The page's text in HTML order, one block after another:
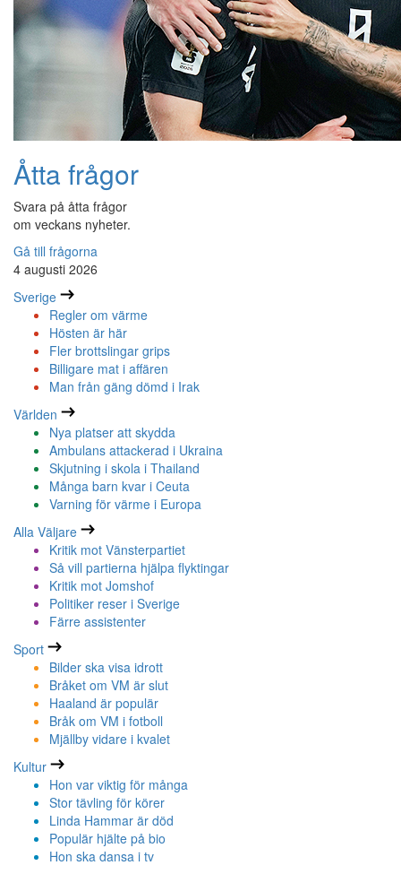
Åtta frågor
Svara på åtta frågor
om veckans nyheter.
Gå till frågorna
4 augusti 2026
Sverige
Regler om värme
Hösten är här
Fler brottslingar grips
Billigare mat i affären
Man från gäng dömd i Irak
Världen
Nya platser att skydda
Ambulans attackerad i Ukraina
Skjutning i skola i Thailand
Många barn kvar i Ceuta
Varning för värme i Europa
Alla Väljare
Kritik mot Vänsterpartiet
Så vill partierna hjälpa flyktingar
Kritik mot Jomshof
Politiker reser i Sverige
Färre assistenter
Sport
Bilder ska visa idrott
Bråket om VM är slut
Haaland är populär
Bråk om VM i fotboll
Mjällby vidare i kvalet
Kultur
Hon var viktig för många
Stor tävling för körer
Linda Hammar är död
Populär hjälte på bio
Hon ska dansa i tv